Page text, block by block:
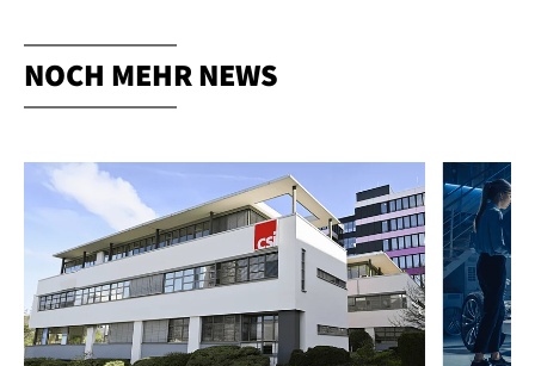
NOCH MEHR NEWS